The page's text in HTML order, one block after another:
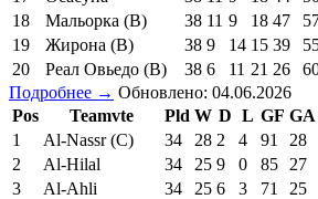
18
Мальорка (В) 38 11 9 18 47
19
Жирона (В) 38 9 14 15 39
20
Реал Овьедо (В) 38 6 11 21 26
Подробнее → Обновлено: 04.06.2026
Pos
Teamvte Pld W D L GF GA
1
Al-Nassr (C) 34 28 2 4 91 28
2
Al-Hilal 34 25 9 0 85 27
3
Al-Ahli 34 25 6 3 71 25